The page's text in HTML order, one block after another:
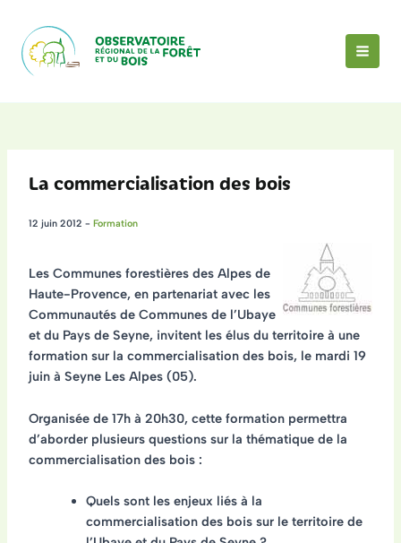
contenu
La commercialisation des bois
12 juin 2012 - Formation
Les Communes forestières des Alpes de
Haute-Provence, en partenariat avec les
Communautés de Communes de l’Ubaye
et du Pays de Seyne, invitent les élus du territoire à une
formation sur la commercialisation des bois, le mardi 19
juin à Seyne Les Alpes (05).
Organisée de 17h à 20h30, cette formation permettra
d’aborder plusieurs questions sur la thématique de la
commercialisation des bois :
Quels sont les enjeux liés à la
commercialisation des bois sur le territoire de